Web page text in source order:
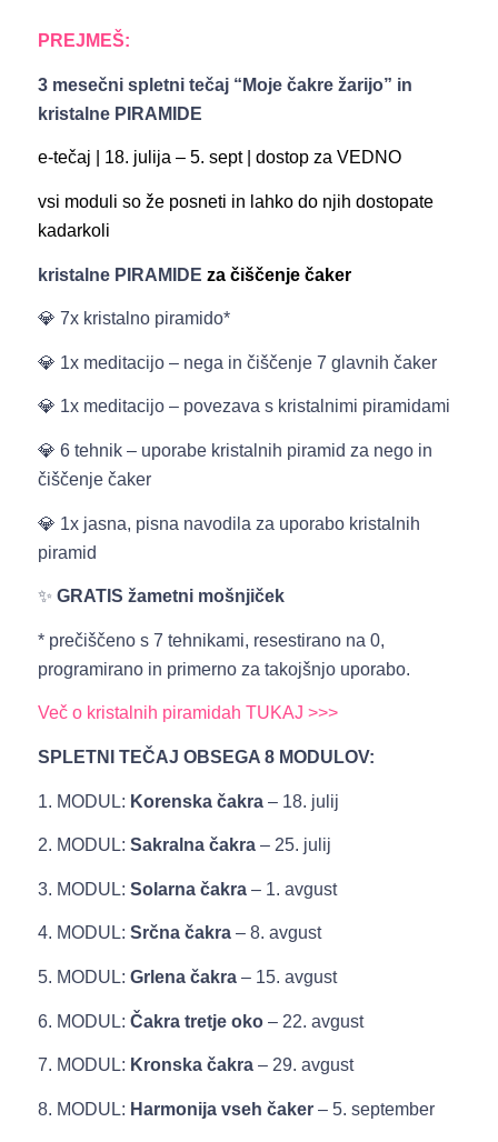
PREJMEŠ:
3 mesečni spletni tečaj “ Moje čakre žarijo” in
kristalne PIRAMIDE
e-tečaj | 18. julija – 5. sept | dostop za VEDNO
vsi moduli so že posneti in lahko do njih dostopate
kadarkoli
kristalne PIRAMIDE za čiščenje čaker
💎 7x kristalno piramido*
💎 1x meditacijo – nega in čiščenje 7 glavnih čaker
💎 1x meditacijo – povezava s kristalnimi piramidami
💎 6 tehnik – uporabe kristalnih piramid za nego in
čiščenje čaker
💎 1x jasna, pisna navodila za uporabo kristalnih
piramid
✨ GRATIS žametni mošnjiček
* prečiščeno s 7 tehnikami, resestirano na 0,
programirano in primerno za takojšnjo uporabo.
Več o kristalnih piramidah TUKAJ >>>
SPLETNI TEČAJ OBSEGA 8 MODULOV:
1. MODUL: Korenska čakra– 18. julij
2. MODUL: Sakralna čakra– 25. julij
3. MODUL: Solarna čakra– 1. avgust
4. MODUL: Srčna čakra– 8. avgust
5. MODUL: Grlena čakra– 15. avgust
6. MODUL: Čakra tretje oko– 22. avgust
7. MODUL: Kronska čakra– 29. avgust
8. MODUL: Harmonija vseh čaker– 5. september